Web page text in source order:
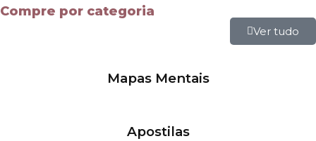
Compre por categoria
Ver tudo
Mapas Mentais
Apostilas